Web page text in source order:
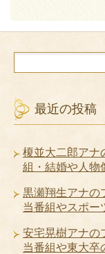
最近の投稿
榎並大二郎アナ
組・結婚や人物
黒瀬翔生アナの
当番組やスポー
安宅晃樹アナの
当番組や東大卒